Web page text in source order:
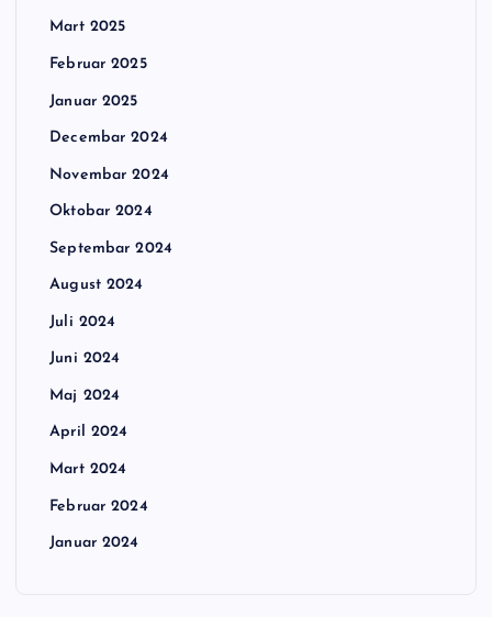
Mart 2025
Februar 2025
Januar 2025
Decembar 2024
Novembar 2024
Oktobar 2024
Septembar 2024
August 2024
Juli 2024
Juni 2024
Maj 2024
April 2024
Mart 2024
Februar 2024
Januar 2024